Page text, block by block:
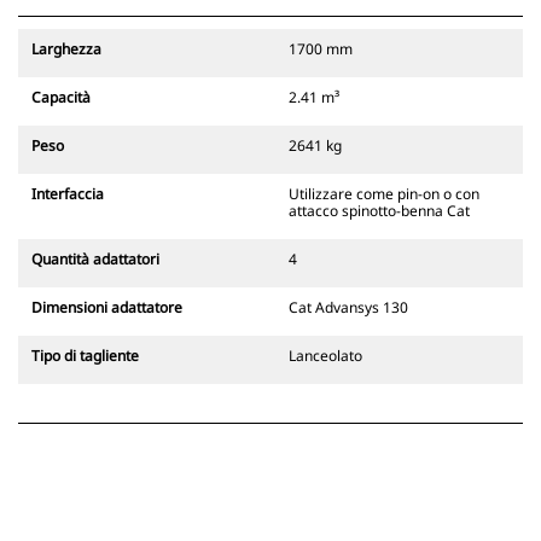
Gli attacchi rapidi spinotto-benna
escavatori cingolati 311-352 e tutti
inoltre disponibili gli attacchi
Gli attrezzi compatibili con il
sistema di attacco dedicato CW
fisse. Gli attacchi dedicati CW
bloccaggio a cuneo per mantenere
Gli attacchi dedicati CW sono
Larghezza 1700 mm
Capacità 2.41 m³
Peso 2641 kg
Interfaccia
Utilizzare come pin-on o con
attacco spinotto-benna Cat
Quantità adattatori 4
Dimensioni adattatore Cat Advansys 130
Tipo di tagliente Lanceolato